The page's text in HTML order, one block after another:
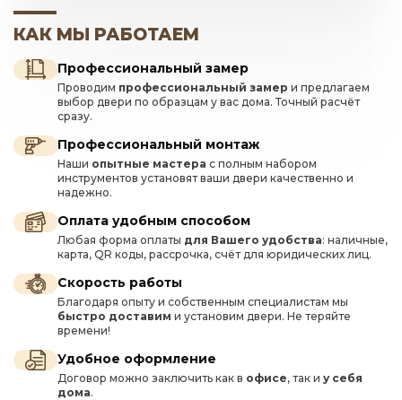
КАК МЫ РАБОТАЕМ
Профессиональный замер
Проводим профессиональный замер и предлагаем
выбор двери по образцам у вас дома. Точный расчёт
сразу.
Профессиональный монтаж
Наши опытные мастера с полным набором
инструментов установят ваши двери качественно и
надежно.
Оплата удобным способом
Любая форма оплаты для Вашего удобства: наличные,
карта, QR коды, рассрочка, счёт для юридических лиц.
Скорость работы
Благодаря опыту и собственным специалистам мы
быстро доставим и установим двери. Не теряйте
времени!
Удобное оформление
Договор можно заключить как в офисе, так и у себя
дома.